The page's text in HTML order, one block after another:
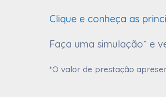
Clique e conheça as
Faça uma simulação* e
*O valor de prestação